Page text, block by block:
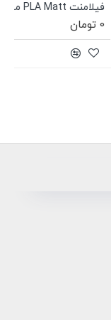
فیلامنت PLA Matt مات برند JAMGHE آبی روشن 1.75mm